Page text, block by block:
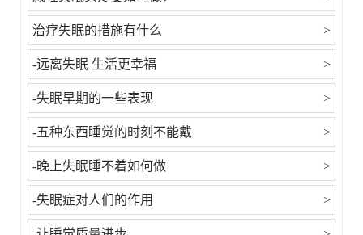
>
治疗失眠的措施有什么
>
-远离失眠 生活更幸福
>
-失眠早期的一些表现
>
-五种东西睡觉的时刻不能戴
>
-晚上失眠睡不着如何做
>
-失眠症对人们的作用